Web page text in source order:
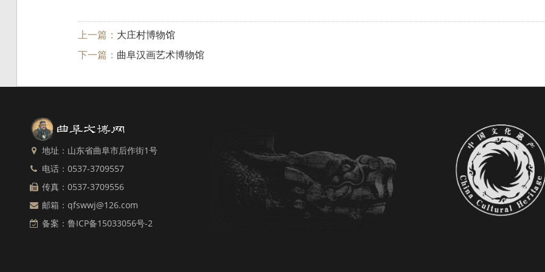
上一篇： 大庄村博物馆
下一篇： 曲阜汉画艺术博物馆
地址：山东省曲阜市后作街1号
电话：0537-3709557
传真：0537-3709556
邮箱：qfswwj@126.com
备案： 鲁ICP备15033056号-2